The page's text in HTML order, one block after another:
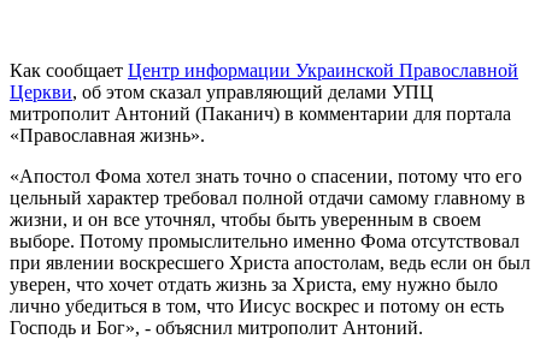
Как сообщает Центр информации Украинской Православной
Церкви, об этом сказал управляющий делами УПЦ
митрополит Антоний (Паканич) в комментарии для портала
«Православная жизнь».
«Апостол Фома хотел знать точно о спасении, потому что его
цельный характер требовал полной отдачи самому главному в
жизни, и он все уточнял, чтобы быть уверенным в своем
выборе. Потому промыслительно именно Фома отсутствовал
при явлении воскресшего Христа апостолам, ведь если он был
уверен, что хочет отдать жизнь за Христа, ему нужно было
лично убедиться в том, что Иисус воскрес и потому он есть
Господь и Бог», - объяснил митрополит Антоний.